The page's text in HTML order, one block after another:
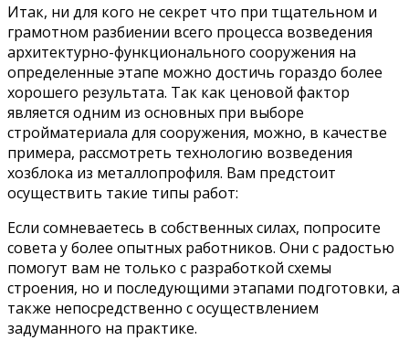
Итак, ни для кого не секрет что при тщательном и
грамотном разбиении всего процесса возведения
архитектурно-функционального сооружения на
определенные этапе можно достичь гораздо более
хорошего результата. Так как ценовой фактор
является одним из основных при выборе
стройматериала для сооружения, можно, в качестве
примера, рассмотреть технологию возведения
хозблока из металлопрофиля. Вам предстоит
осуществить такие типы работ:
Если сомневаетесь в собственных силах, попросите
совета у более опытных работников. Они с радостью
помогут вам не только с разработкой схемы
строения, но и последующими этапами подготовки, а
также непосредственно с осуществлением
задуманного на практике.